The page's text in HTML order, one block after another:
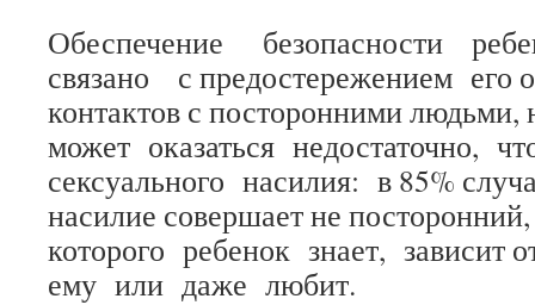
Обеспечение безопасности
связано с предостережением его
контактов с посторонними
может оказаться недостаточно,
сексуального насилия: в 85%
насилие совершает не
которого ребенок знает, зависит
ему или даже любит.